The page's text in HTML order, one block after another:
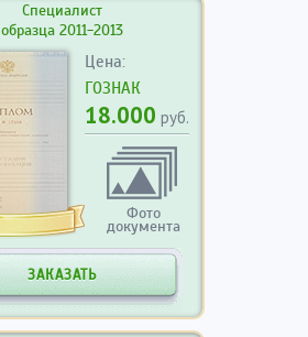
Специалист
образца 2011-2013
Цена:
ГОЗНАК
18.000 руб.
Фото
документа
ЗАКАЗАТЬ